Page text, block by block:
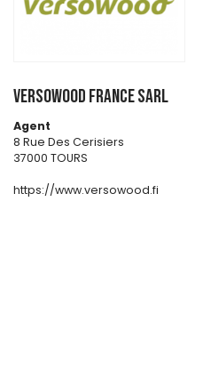
VERSOWOOD France SARL
Agent
8 Rue Des Cerisiers
37000 TOURS
https://www.versowood.fi